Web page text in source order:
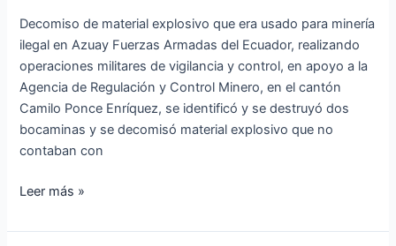
Decomiso de material explosivo que era usado para minería
ilegal en Azuay Fuerzas Armadas del Ecuador, realizando
operaciones militares de vigilancia y control, en apoyo a la
Agencia de Regulación y Control Minero, en el cantón
Camilo Ponce Enríquez, se identificó y se destruyó dos
bocaminas y se decomisó material explosivo que no
contaban con
minería
ilegal
en
Azuay
Leer más »